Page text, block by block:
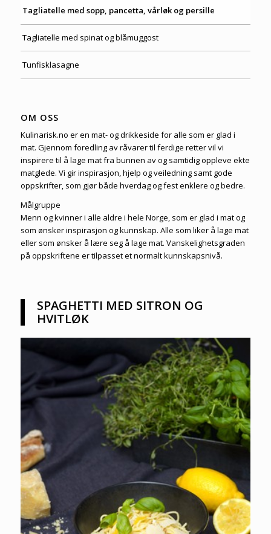
Tagliatelle med sopp, pancetta, vårløk og persille
Tagliatelle med spinat og blåmuggost
Tunfisklasagne
OM OSS
Kulinarisk.no er en mat- og drikkeside for alle som er glad i
mat. Gjennom foredling av råvarer til ferdige retter vil vi
inspirere til å lage mat fra bunnen av og samtidig oppleve ekte
matglede. Vi gir inspirasjon, hjelp og veiledning samt gode
oppskrifter, som gjør både hverdag og fest enklere og bedre.
Målgruppe
Menn og kvinner i alle aldre i hele Norge, som er glad i mat og
som ønsker inspirasjon og kunnskap. Alle som liker å lage mat
eller som ønsker å lære seg å lage mat. Vanskelighetsgraden
på oppskriftene er tilpasset et normalt kunnskapsnivå.
SPAGHETTI MED SITRON OG
HVITLØK